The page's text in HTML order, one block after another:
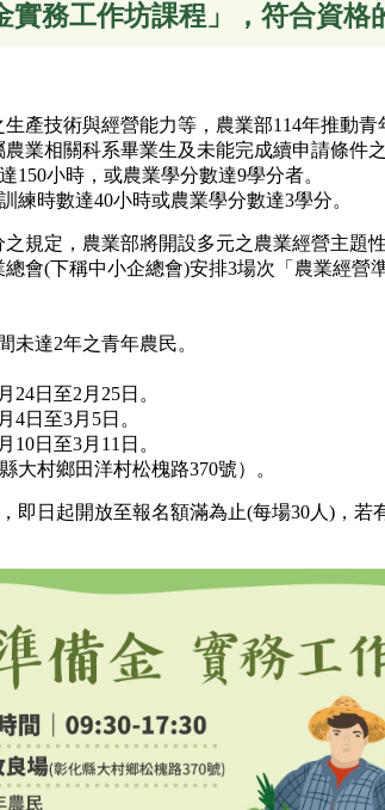
務工作坊課程」，符合資格
產技術與經營能力等，農業部114年推動
業相關科系畢業生及未能完成續申請條件
小時，或農業學分數達9學分者。
時數達40小時或農業學分數達3學分。
規定，農業部將開設多元之農業經營主題
會(下稱中小企總會)安排3場次「農業經營
達2年之青年農民。
日至2月25日。
日至3月5日。
日至3月11日。
村鄉田洋村松槐路370號）。
即日起開放至報名額滿為止(每場30人)，